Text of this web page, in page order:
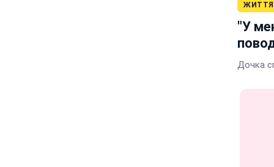
ЖИТТЯ
"У
Дочка